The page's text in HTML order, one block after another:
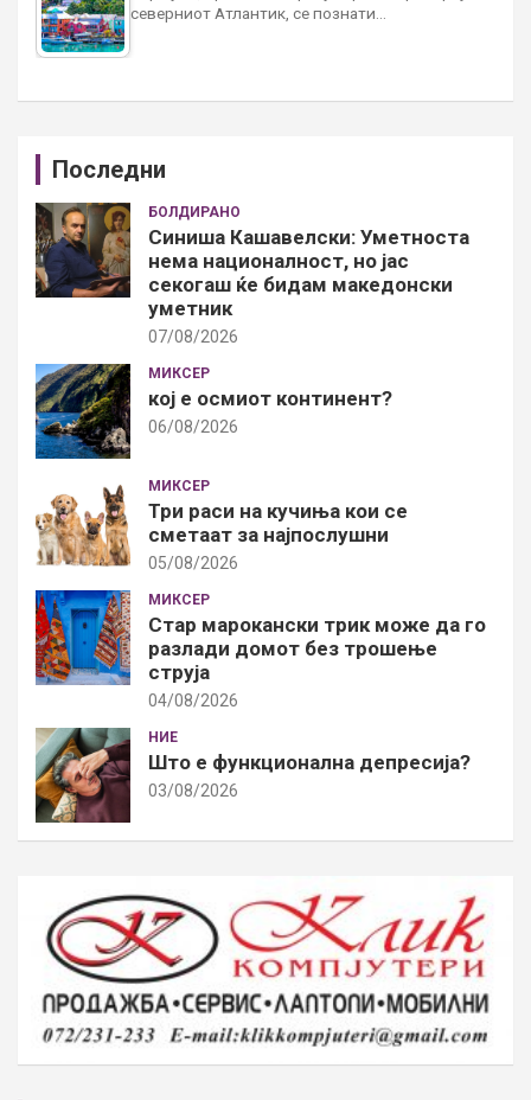
северниот Атлантик, се познати…
Последни
БОЛДИРАНО
Синиша Кашавелски: Уметноста
нема националност, но јас
секогаш ќе бидам македонски
уметник
07/08/2026
МИКСЕР
кој е осмиот континент?
06/08/2026
МИКСЕР
Три раси на кучиња кои се
сметаат за најпослушни
05/08/2026
МИКСЕР
Стар марокански трик може да го
разлади домот без трошење
струја
04/08/2026
НИЕ
Што е функционална депресија?
03/08/2026